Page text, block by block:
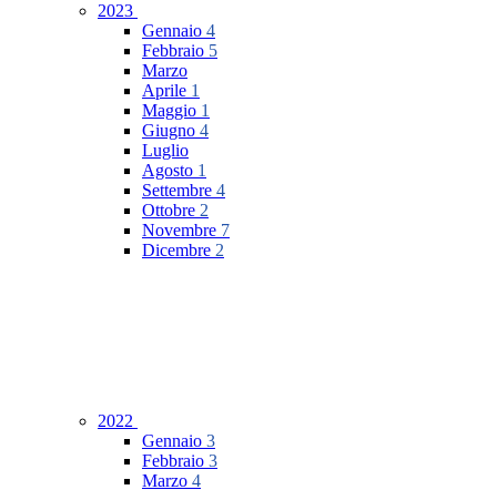
2023
Gennaio 4
Febbraio 5
Marzo
Aprile 1
Maggio 1
Giugno 4
Luglio
Agosto 1
Settembre 4
Ottobre 2
Novembre 7
Dicembre 2
2022
Gennaio 3
Febbraio 3
Marzo 4